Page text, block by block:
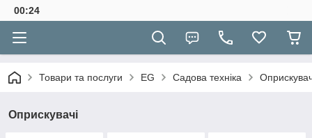
00:24
Товари та послуги EG Садова техніка
Оприскувачі